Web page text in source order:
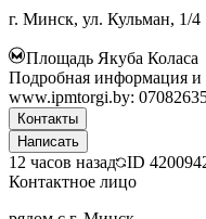
г. Минск, ул. Кульман, 1/4
Площадь Якуба Коласа
Подробная информация
www.ipmtorgi.by:
Контакты
Написать
12 часов назад ID
Контактное лицо